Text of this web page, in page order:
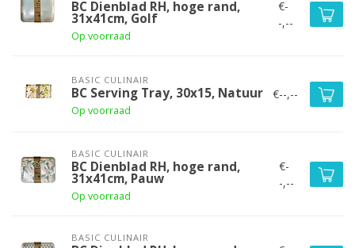
BC Dienblad RH, hoge rand,
31x41cm, Golf
Op voorraad
€-
-,--
BASIC CULINAIR
BC Serving Tray, 30x15, Natuur
Op voorraad
€--,--
BASIC CULINAIR
BC Dienblad RH, hoge rand,
31x41cm, Pauw
Op voorraad
€-
-,--
BASIC CULINAIR